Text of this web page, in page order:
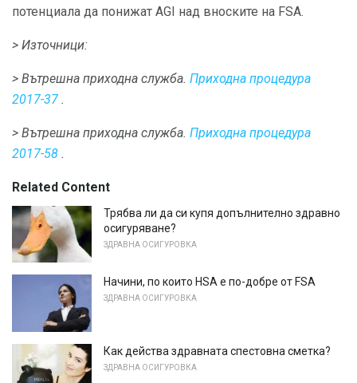
потенциала да понижат AGI над вноските на FSA.
> Източници:
> Вътрешна приходна служба. Приходна процедура
2017-37 .
> Вътрешна приходна служба. Приходна процедура
2017-58 .
Related Content
Трябва ли да си купя допълнително здравно
осигуряване?
ЗДРАВНА ОСИГУРОВКА
Начини, по които HSA е по-добре от FSA
ЗДРАВНА ОСИГУРОВКА
Как действа здравната спестовна сметка?
ЗДРАВНА ОСИГУРОВКА